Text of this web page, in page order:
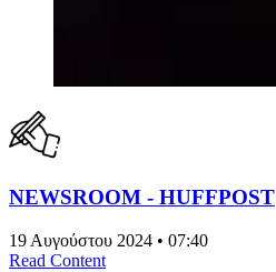
NEWSROOM - HUFFPOST
19 Αυγούστου 2024 • 07:40
Read Content